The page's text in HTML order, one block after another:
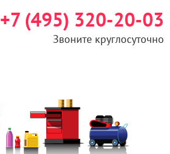
+7 (495) 320-20-03
Звоните круглосуточно